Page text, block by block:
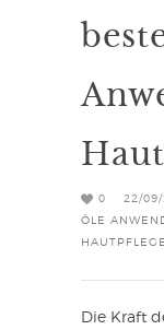
0 22/
ÖLE
HAUTPFLEGE
Die Kraft